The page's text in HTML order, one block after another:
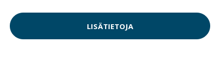
LISÄTIETOJA